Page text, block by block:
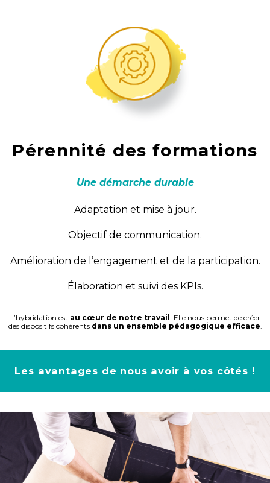
Pérennité des formations
Une démarche durable
Adaptation et mise à jour.
Objectif de communication.
Amélioration de l’engagement et de la participation.
Élaboration et suivi des KPIs.
L’hybridation est au cœur de notre travail
. Elle nous permet de créer
des dispositifs cohérents dans un ensemble pédagogique efficace
Les avantages de nous avoir à vos côtés !